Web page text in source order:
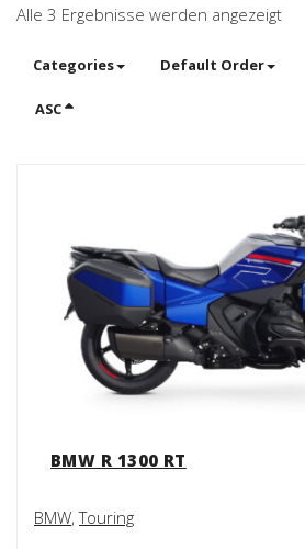
Alle 3 Ergebnisse werden angezeigt
Categories Default Order
ASC
BMW R 1300 RT
BMW,Touring